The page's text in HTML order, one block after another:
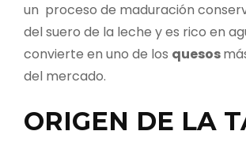
un proceso de maduración
del suero de la leche y es rico en
convierte en uno de los quesos
del mercado.
ORIGEN DE LA